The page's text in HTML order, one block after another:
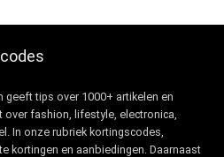
geeft tips over 1000+ artikelen en
over fashion, lifestyle, electronica,
In onze rubriek kortingscodes,
kortingen en aanbiedingen. Daarnaast